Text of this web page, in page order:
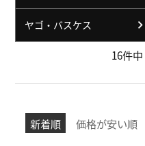
ヤゴ・バスケス
16件中
新着順 価格が安い順